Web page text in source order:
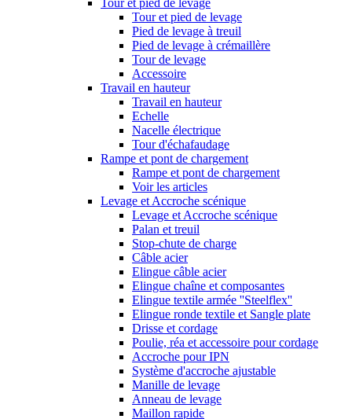
Tour et pied de levage
Tour et pied de levage
Pied de levage à treuil
Pied de levage à crémaillère
Tour de levage
Accessoire
Travail en hauteur
Travail en hauteur
Echelle
Nacelle électrique
Tour d'échafaudage
Rampe et pont de chargement
Rampe et pont de chargement
Voir les articles
Levage et Accroche scénique
Levage et Accroche scénique
Palan et treuil
Stop-chute de charge
Câble acier
Elingue câble acier
Elingue chaîne et composantes
Elingue textile armée ''Steelflex''
Elingue ronde textile et Sangle plate
Drisse et cordage
Poulie, réa et accessoire pour cordage
Accroche pour IPN
Système d'accroche ajustable
Manille de levage
Anneau de levage
Maillon rapide